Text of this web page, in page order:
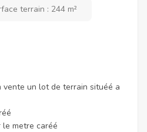
terrain : 244 m²
vente un lot de terrain situéé a
metre caréé